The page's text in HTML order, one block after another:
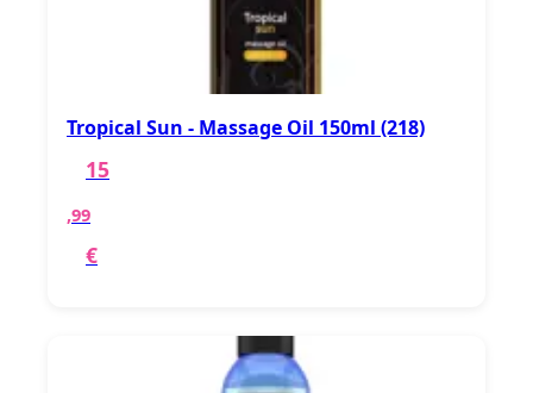
Tropical Sun - Massage Oil 150ml (218)
15
,99
€